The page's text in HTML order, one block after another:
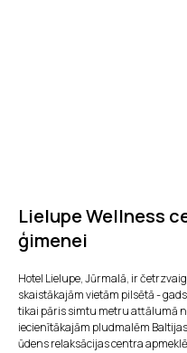
Lielupe Wellness
ģimenei
Hotel Lielupe, Jūrmalā, ir
skaistākajām vietām pilsētā -
tikai pāris simtu metru attālumā
iecienītākajām pludmalēm
ūdens relaksācijas centra